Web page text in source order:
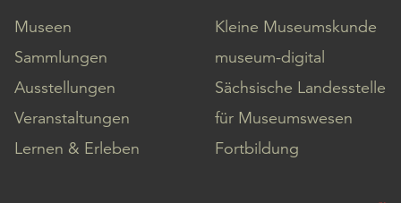
Museen
Sammlungen
Ausstellungen
Veranstaltungen
Lernen & Erleben
Kleine Museumskunde
museum-digital
Sächsische Landesstelle
für Museumswesen
Fortbildung